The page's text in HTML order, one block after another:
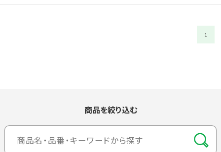
1
商品を絞り込む